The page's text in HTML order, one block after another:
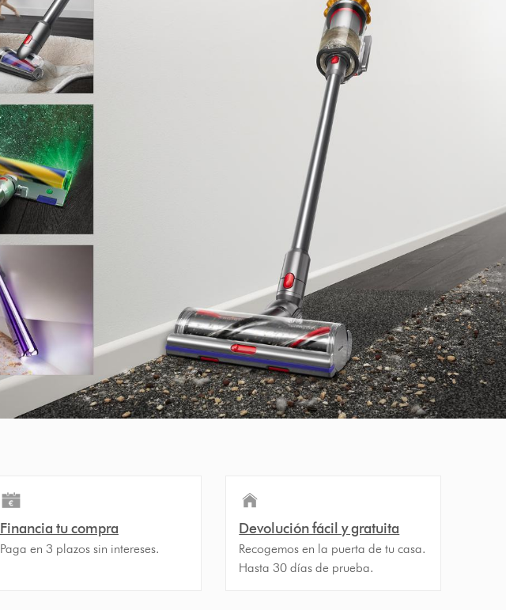
Financia tu compra
Paga en 3 plazos sin intereses.
Devolución fácil y gratuita
Recogemos en la puerta de tu casa.
Hasta 30 días de prueba.